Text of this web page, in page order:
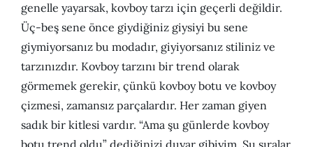
genelle yayarsak, kovboy tarzı için geçerli değildir.
Üç-beş sene önce giydiğiniz giysiyi bu sene
giymiyorsanız bu modadır, giyiyorsanız stiliniz ve
tarzınızdır. Kovboy tarzını bir trend olarak
görmemek gerekir, çünkü kovboy botu ve kovboy
çizmesi, zamansız parçalardır. Her zaman giyen
sadık bir kitlesi vardır. “Ama şu günlerde kovboy